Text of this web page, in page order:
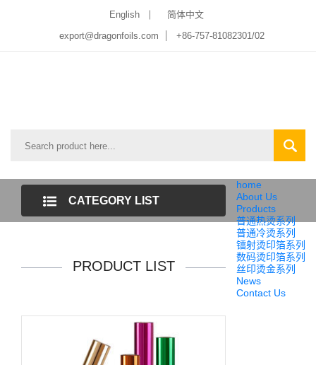
English
简体中文
export@dragonfoils.com
+86-757-81082301/02
home
About Us
Products
普通热烫系列
普通冷烫系列
镭射烫印箔系列
数码烫印箔系列
丝印烫金系列
News
Contact Us
CATEGORY LIST
PRODUCT LIST